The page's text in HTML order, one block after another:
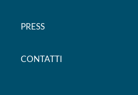
PRESS
CONTATTI